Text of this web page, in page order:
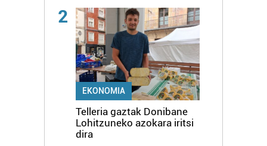
2
EKONOMIA
Telleria gaztak Donibane
Lohitzuneko azokara iritsi
dira